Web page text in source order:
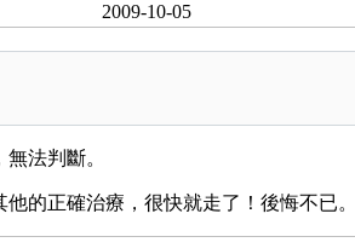
2009-10-05
法判斷。
的正確治療，很快就走了！後悔不已。